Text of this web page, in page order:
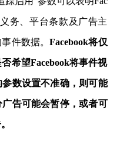
务、平台条款及广告主
件数据。Facebook将仅
希望Facebook将事件视
数设置不准确，则可能
告可能会暂停，或者可